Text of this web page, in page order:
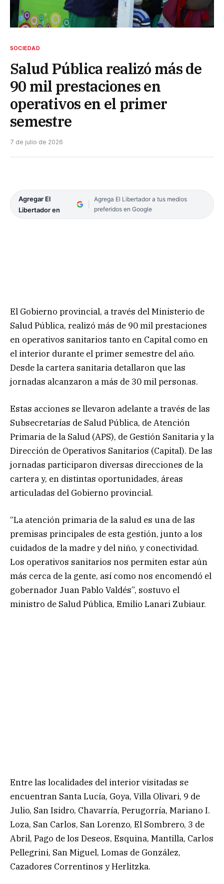
SOCIEDAD
Salud Pública realizó más de
90 mil prestaciones en
operativos en el primer
semestre
7 de julio de 2026
Agregar El
Libertador en
Agrega El Libertador a tus medios
preferidos en Google
El Gobierno provincial, a través del Ministerio de
Salud Pública, realizó más de 90 mil prestaciones
en operativos sanitarios tanto en Capital como en
el interior durante el primer semestre del año.
Desde la cartera sanitaria detallaron que las
jornadas alcanzaron a más de 30 mil personas.
Estas acciones se llevaron adelante a través de las
Subsecretarías de Salud Pública, de Atención
Primaria de la Salud (APS), de Gestión Sanitaria y la
Dirección de Operativos Sanitarios (Capital). De las
jornadas participaron diversas direcciones de la
cartera y, en distintas oportunidades, áreas
articuladas del Gobierno provincial.
“La atención primaria de la salud es una de las
premisas principales de esta gestión, junto a los
cuidados de la madre y del niño, y conectividad.
Los operativos sanitarios nos permiten estar aún
más cerca de la gente, así como nos encomendó el
gobernador Juan Pablo Valdés”, sostuvo el
ministro de Salud Pública, Emilio Lanari Zubiaur.
Entre las localidades del interior visitadas se
encuentran Santa Lucía, Goya, Villa Olivari, 9 de
Julio, San Isidro, Chavarría, Perugorría, Mariano I.
Loza, San Carlos, San Lorenzo, El Sombrero, 3 de
Abril, Pago de los Deseos, Esquina, Mantilla, Carlos
Pellegrini, San Miguel, Lomas de González,
Cazadores Correntinos y Herlitzka.